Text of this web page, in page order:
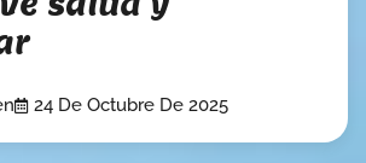
24 De Octubre De 2025